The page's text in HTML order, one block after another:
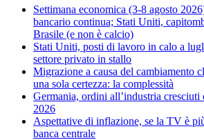
Settimana economica (3-8 agosto
bancario continua; Stati Uniti,
Brasile (e non è calcio)
Stati Uniti, posti di lavoro in calo a
settore privato in stallo
Migrazione a causa del cambiamento
una sola certezza: la complessità
Germania, ordini all’industria cresciuti
2026
Aspettative di inflazione, se la TV è
banca centrale